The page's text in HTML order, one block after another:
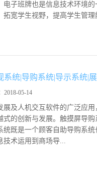
电子班牌也是信息技术环境
拓宽学生视野，提高学生
系统|导购系统|导示系统|
2018-05-14
展及人机交互软件的广泛应
式的创新与发展。触摸屏导
统既是一个顾客自助导购系
术运用到商场导...